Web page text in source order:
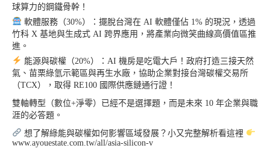
球算力的鋼鐵骨幹！
軟體服務（30%）：擺脫台灣在 AI 軟體僅佔 1% 的現況，透過
竹科 X 基地與生成式 AI 跨界應用，將產業向微笑曲線高價值區推
進。
能源與碳權（20%）：AI 機房是吃電大戶！政府打造三接天然
氣、苗栗綠氫示範區與再生水廠，協助企業對接台灣碳權交易所
（TCX），取得 RE100 國際供應鏈通行證！
雙軸轉型（數位+淨零）已經不是選擇題，而是未來 10 年企業與職
涯的必答題。
想了解綠能與碳權如何影響區域發展？小又完整解析看這裡
www.ayouestate.com.tw/all/asia-silicon-v